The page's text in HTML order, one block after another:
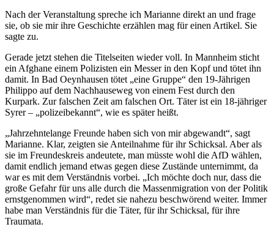
Nach der Veranstaltung spreche ich Marianne direkt an und frage
sie, ob sie mir ihre Geschichte erzählen mag für einen Artikel. Sie
sagte zu.
Gerade jetzt stehen die Titelseiten wieder voll. In Mannheim sticht
ein Afghane einem Polizisten ein Messer in den Kopf und tötet ihn
damit. In Bad Oeynhausen tötet „eine Gruppe“ den 19-Jährigen
Philippo auf dem Nachhauseweg von einem Fest durch den
Kurpark. Zur falschen Zeit am falschen Ort. Täter ist ein 18-jähriger
Syrer – „polizeibekannt“, wie es später heißt.
„Jahrzehntelange Freunde haben sich von mir abgewandt“, sagt
Marianne. Klar, zeigten sie Anteilnahme für ihr Schicksal. Aber als
sie im Freundeskreis andeutete, man müsste wohl die AfD wählen,
damit endlich jemand etwas gegen diese Zustände unternimmt, da
war es mit dem Verständnis vorbei. „Ich möchte doch nur, dass die
große Gefahr für uns alle durch die Massenmigration von der Politik
ernstgenommen wird“, redet sie nahezu beschwörend weiter. Immer
habe man Verständnis für die Täter, für ihr Schicksal, für ihre
Traumata.